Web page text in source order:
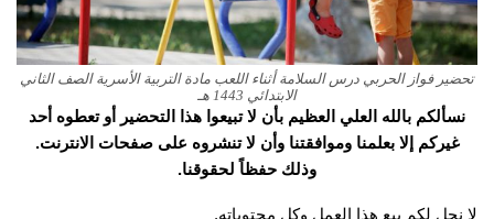
تحضير فواز الحربي درس السلامة أثناء اللعب مادة التربية الأسرية الصف الثاني
الابتدائي 1443 هـ
نسألكم بالله العلي العظيم بأن لا تبيعوا هذا التحضير أو تعطوه أحد
غيركم إلا بعلمنا وموافقتنا وأن لا تنشروه على صفحات الانترنت.
وذلك حفظاً لحقوقنا.
لا نحل لكم بيع هذا العمل وكل محتوياته.